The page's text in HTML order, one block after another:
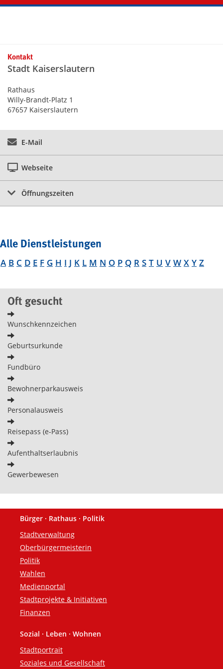
Kontaktinformationen und Weiterführendes
Kontakt
Stadt Kaiserslautern
Rathaus
Willy-Brandt-Platz 1
67657 Kaiserslautern
E-Mail
Webseite
Öffnungszeiten
Alle Dienstleistungen
A B C D E F G H I J K L M N O P Q R S T U V W X Y Z
Oft gesucht
Wunschkennzeichen
Geburtsurkunde
Fundbüro
Bewohnerparkausweis
Personalausweis
Reisepass (e-Pass)
Aufenthaltserlaubnis
Gewerbewesen
Fußzeile
Bürger · Rathaus · Politik
Stadtverwaltung
Oberbürgermeisterin
Politik
Wahlen
Medienportal
Stadtprojekte & Initiativen
Finanzen
Sozial · Leben · Wohnen
Stadtportrait
Soziales und Gesellschaft